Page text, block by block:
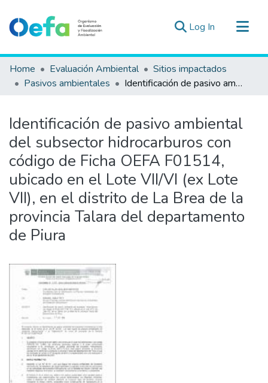
Log In (current)
Communities & Collections
All of DSpace
Estad. Externas
Guias ▾
Home Evaluación Ambiental
Sitios impactados
Pasivos ambientales
Identificación de pasivo ambiental del subsector hidrocarburos con código de Ficha OEFA F01514, ubicado en el Lote VII/VI (ex Lote VII), en el distrito de La Brea de la provincia Talara del departamento de Piura
Identificación de pasivo ambiental
del subsector hidrocarburos con
código de Ficha OEFA F01514,
ubicado en el Lote VII/VI (ex Lote
VII), en el distrito de La Brea de la
provincia Talara del departamento
de Piura